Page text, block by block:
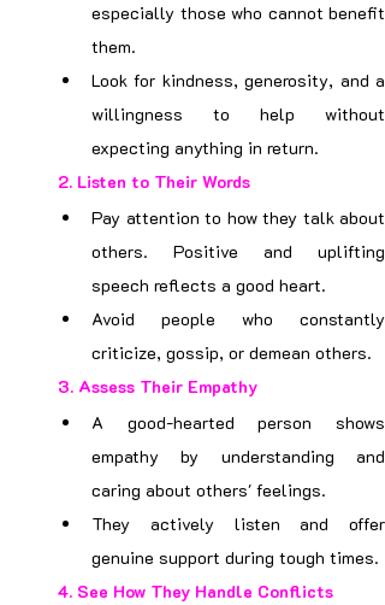
especially those who cannot benefit
them.
Look for kindness, generosity, and a
willingness to help without
expecting anything in return.
2. Listen to Their Words
Pay attention to how they talk about
others. Positive and uplifting
speech reflects a good heart.
Avoid people who constantly
criticize, gossip, or demean others.
3. Assess Their Empathy
A good-hearted person shows
empathy by understanding and
caring about others' feelings.
They actively listen and offer
genuine support during tough times.
4. See How They Handle Conflicts